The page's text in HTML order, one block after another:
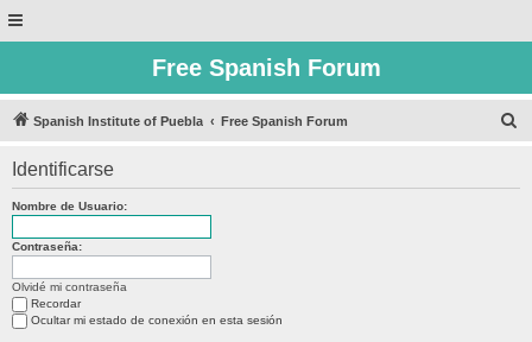
Free Spanish Forum
Spanish Institute of Puebla Free Spanish Forum
Identificarse
Nombre de Usuario:
Contraseña:
Olvidé mi contraseña
Recordar
Ocultar mi estado de conexión en esta sesión